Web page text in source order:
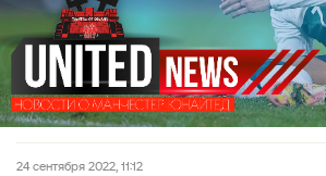
24 сентября 2022, 11:12